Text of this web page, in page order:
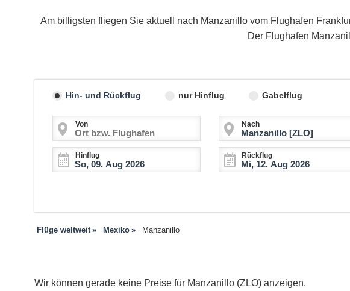
Am billigsten fliegen Sie aktuell nach Manzanillo vom Flughafen
Der Flughafen
Hin- und Rückflug nur Hinflug Gabelflug
Von Nach
Hinflug Rückflug
Flüge weltweit Mexiko Manzanillo
Wir können gerade keine Preise für Manzanillo (ZLO) anzeigen.